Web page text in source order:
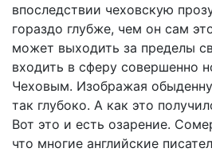
впоследствии чеховскую
гораздо глубже, чем он сам
может выходить за пределы
входить в сферу совершенно
Чеховым. Изображая
так глубоко. А как это
Вот это и есть озарение.
что многие английские